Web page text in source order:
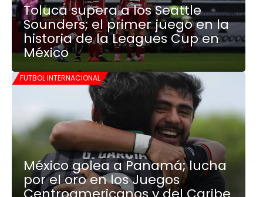
Toluca supera a los Seattle
Sounders; el primer juego en la
historia de la Leagues Cup en
México
FUTBOL INTERNACIONAL
México golea a Panamá; lucha
por el oro en los Juegos